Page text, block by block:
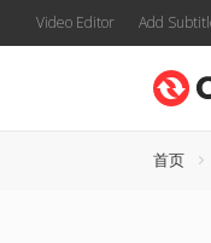
Video Editor Add
首页